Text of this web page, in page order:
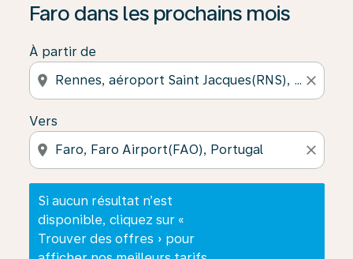
Faro dans les prochains mois
À partir de
location_on close
Vers
location_on close
Si aucun résultat n’est
disponible, cliquez sur «
Trouver des offres » pour